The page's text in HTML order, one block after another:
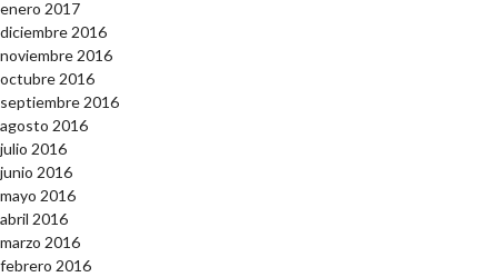
enero 2017
diciembre 2016
noviembre 2016
octubre 2016
septiembre 2016
agosto 2016
julio 2016
junio 2016
mayo 2016
abril 2016
marzo 2016
febrero 2016